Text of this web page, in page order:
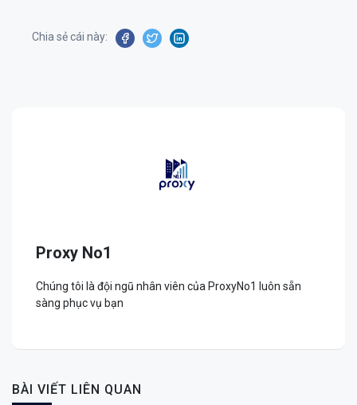
Chia sẻ cái này:
Proxy No1
Chúng tôi là đội ngũ nhân viên của ProxyNo1 luôn sẵn
sàng phục vụ bạn
BÀI VIẾT LIÊN QUAN